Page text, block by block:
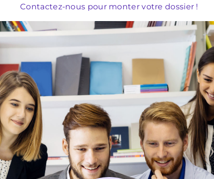
Contactez-nous pour monter votre dossier !